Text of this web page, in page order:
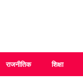
राजनीतिक शिक्षा